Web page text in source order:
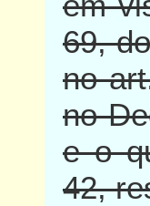
69,
no
no
e o
42,